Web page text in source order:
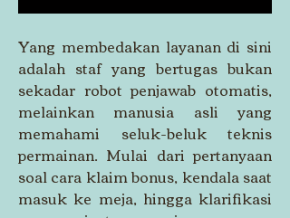
Yang membedakan layanan di sini
adalah staf yang bertugas bukan
sekadar robot penjawab otomatis,
melainkan manusia asli yang
memahami seluk-beluk teknis
permainan. Mulai dari pertanyaan
soal cara klaim bonus, kendala saat
masuk ke meja, hingga klarifikasi